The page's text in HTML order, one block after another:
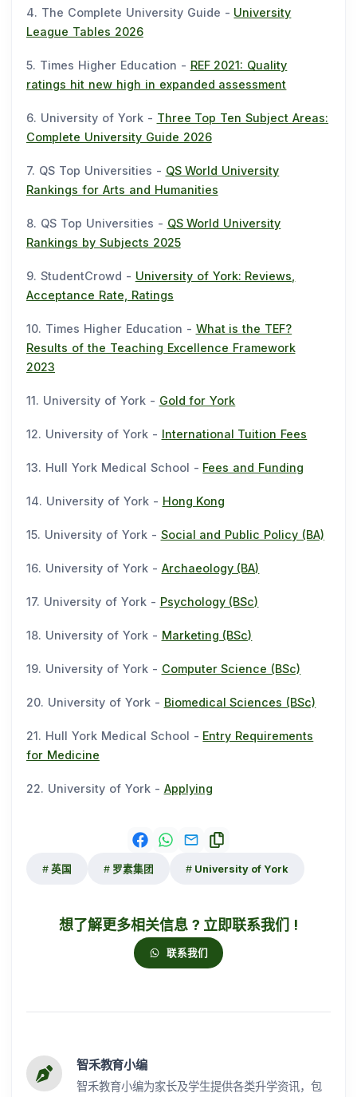
4. The Complete University Guide - University
League Tables 2026
5. Times Higher Education - REF 2021: Quality
ratings hit new high in expanded assessment
6. University of York - Three Top Ten Subject Areas:
Complete University Guide 2026
7. QS Top Universities - QS World University
Rankings for Arts and Humanities
8. QS Top Universities - QS World University
Rankings by Subjects 2025
9. StudentCrowd - University of York: Reviews,
Acceptance Rate, Ratings
10. Times Higher Education - What is the TEF?
Results of the Teaching Excellence Framework
2023
11. University of York - Gold for York
12. University of York - International Tuition Fees
13. Hull York Medical School - Fees and Funding
14. University of York - Hong Kong
15. University of York - Social and Public Policy (BA)
16. University of York - Archaeology (BA)
17. University of York - Psychology (BSc)
18. University of York - Marketing (BSc)
19. University of York - Computer Science (BSc)
20. University of York - Biomedical Sciences (BSc)
21. Hull York Medical School - Entry Requirements
for Medicine
22. University of York - Applying
英国 罗素集团 University of York
想了解更多相关信息 ? 立即联系我们 !
联系我们
智禾教育小编
智禾教育小编为家长及学生提供各类升学资讯，包